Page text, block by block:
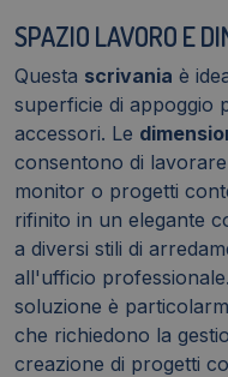
SPAZIO LAVORO E
Questa scrivania è
superficie di appoggio
accessori. Le
consentono di
monitor o progetti
rifinito in un elegante
a diversi stili di
all'ufficio
soluzione è
che richiedono la
creazione di progetti